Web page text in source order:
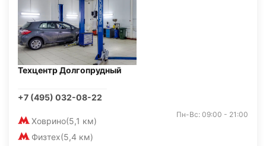
Техцентр Долгопрудный
+7 (495) 032-08-22
Ховрино(5,1 км)
Физтех(5,4 км)
Пн-Вс: 09:00 - 21:00